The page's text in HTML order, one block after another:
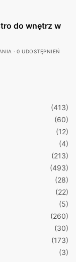
do wnętrz w
0 UDOSTĘPNIEŃ
(413)
(60)
(12)
(4)
(213)
(493)
(28)
(22)
(5)
(260)
(30)
(173)
(3)